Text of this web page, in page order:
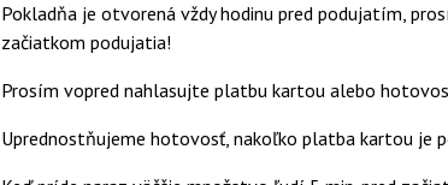
Pokladňa je otvorená vždy hodinu pred podujatím,
začiatkom podujatia!
Prosím vopred nahlasujte platbu kartou alebo
Uprednostňujeme hotovosť, nakoľko platba kartou je